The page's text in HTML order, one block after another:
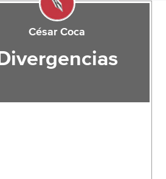
César Coca
Divergencias